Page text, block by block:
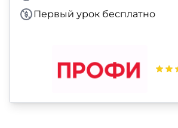
Первый урок бесплатно